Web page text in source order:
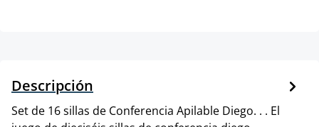
Descripción
Set de 16 sillas de Conferencia Apilable Diego. . . El